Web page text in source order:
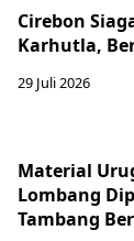
Cirebon
Karhutla,
29 Juli 2026
Material
Lombang
Tambang